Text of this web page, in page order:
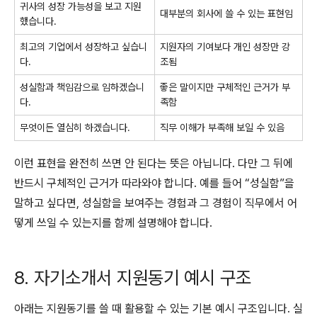
귀사의 성장 가능성을 보고 지원
했습니다.
대부분의 회사에 쓸 수 있는 표현임
최고의 기업에서 성장하고 싶습니
다.
지원자의 기여보다 개인 성장만 강
조됨
성실함과 책임감으로 임하겠습니
다.
좋은 말이지만 구체적인 근거가 부
족함
무엇이든 열심히 하겠습니다. 직무 이해가 부족해 보일 수 있음
이런 표현을 완전히 쓰면 안 된다는 뜻은 아닙니다. 다만 그 뒤에
반드시 구체적인 근거가 따라와야 합니다. 예를 들어 “성실함”을
말하고 싶다면, 성실함을 보여주는 경험과 그 경험이 직무에서 어
떻게 쓰일 수 있는지를 함께 설명해야 합니다.
8. 자기소개서 지원동기 예시 구조
아래는 지원동기를 쓸 때 활용할 수 있는 기본 예시 구조입니다. 실